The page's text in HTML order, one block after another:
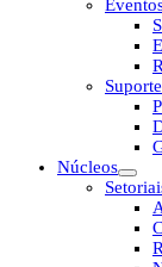
Núcleos